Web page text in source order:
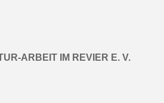
ARBEIT IM REVIER E. V.